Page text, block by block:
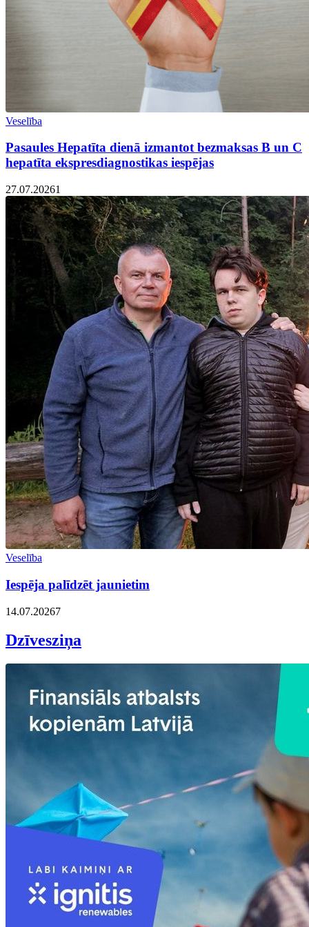
Veselība
Pasaules Hepatīta dienā izmantot bezmaksas B un C
hepatīta ekspresdiagnostikas iespējas
27.07.20261
Veselība
Iespēja palīdzēt jaunietim
14.07.20267
Dzīvesziņa